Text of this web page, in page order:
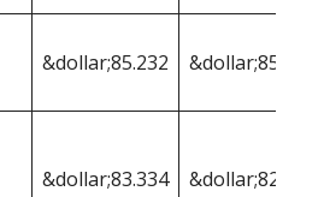
&dollar;85.232 &dollar;85.232
&dollar;83.334 &dollar;82.175